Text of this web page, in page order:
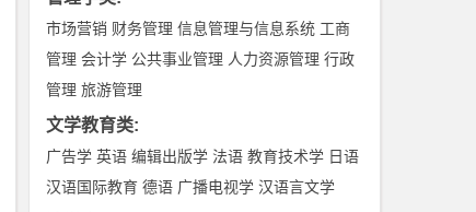
市场营销 财务管理 信息管理与信息系统 工商
管理 会计学 公共事业管理 人力资源管理 行政
管理 旅游管理
文学教育类:
广告学 英语 编辑出版学 法语 教育技术学 日语
汉语国际教育 德语 广播电视学 汉语言文学